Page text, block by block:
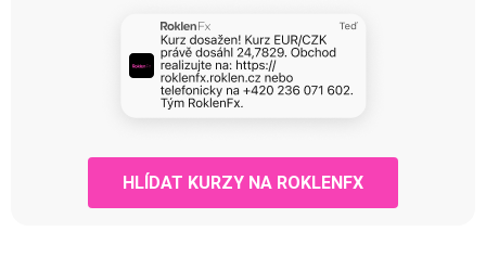
HLÍDAT KURZY NA ROKLENFX